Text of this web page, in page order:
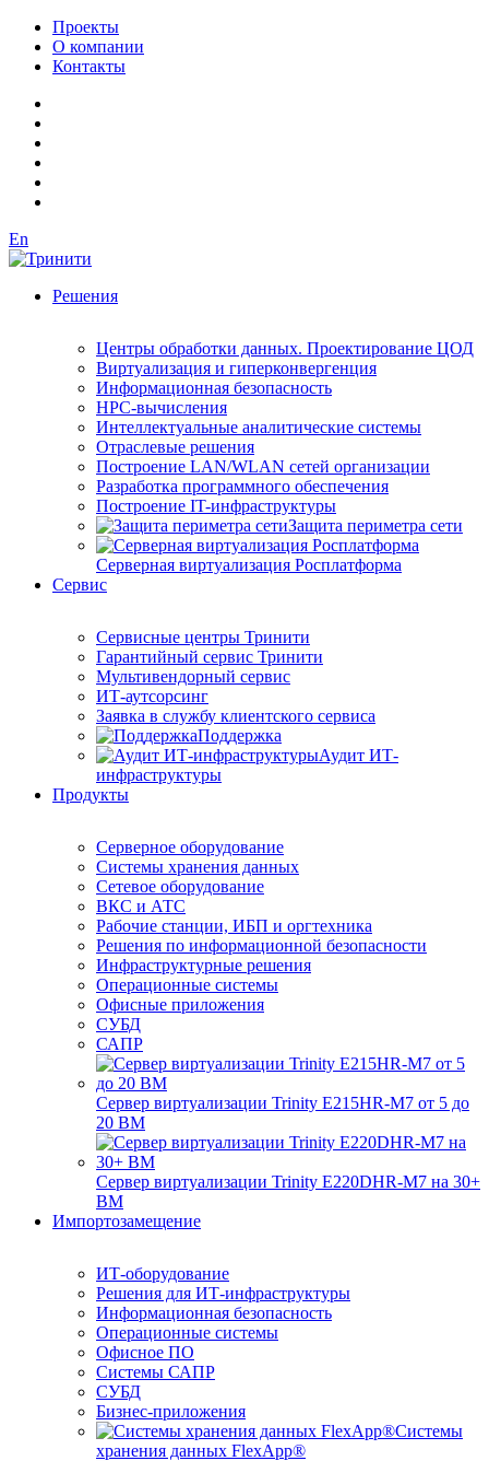
Проекты
О компании
Контакты
En
Решения
Центры обработки данных. Проектирование ЦОД
Виртуализация и гиперконвергенция
Информационная безопасность
HPC-вычисления
Интеллектуальные аналитические системы
Отраслевые решения
Построение LAN/WLAN сетей организации
Разработка программного обеспечения
Построение IT-инфраструктуры
Защита периметра сети
Серверная виртуализация Росплатформа
Сервис
Сервисные центры Тринити
Гарантийный сервис Тринити
Мультивендорный сервис
ИТ-аутсорсинг
Заявка в службу клиентского сервиса
Поддержка
Аудит ИТ-
инфраструктуры
Продукты
Серверное оборудование
Системы хранения данных
Сетевое оборудование
ВКС и АТС
Рабочие станции, ИБП и оргтехника
Решения по информационной безопасности
Инфраструктурные решения
Операционные системы
Офисные приложения
СУБД
САПР
Сервер виртуализации Trinity E215HR-M7 от 5 до
20 ВМ
Сервер виртуализации Trinity E220DHR-M7 на 30+
ВМ
Импортозамещение
ИТ-оборудование
Решения для ИТ-инфраструктуры
Информационная безопасность
Операционные системы
Офисное ПО
Системы САПР
СУБД
Бизнес-приложения
Системы
хранения данных FlexApp®